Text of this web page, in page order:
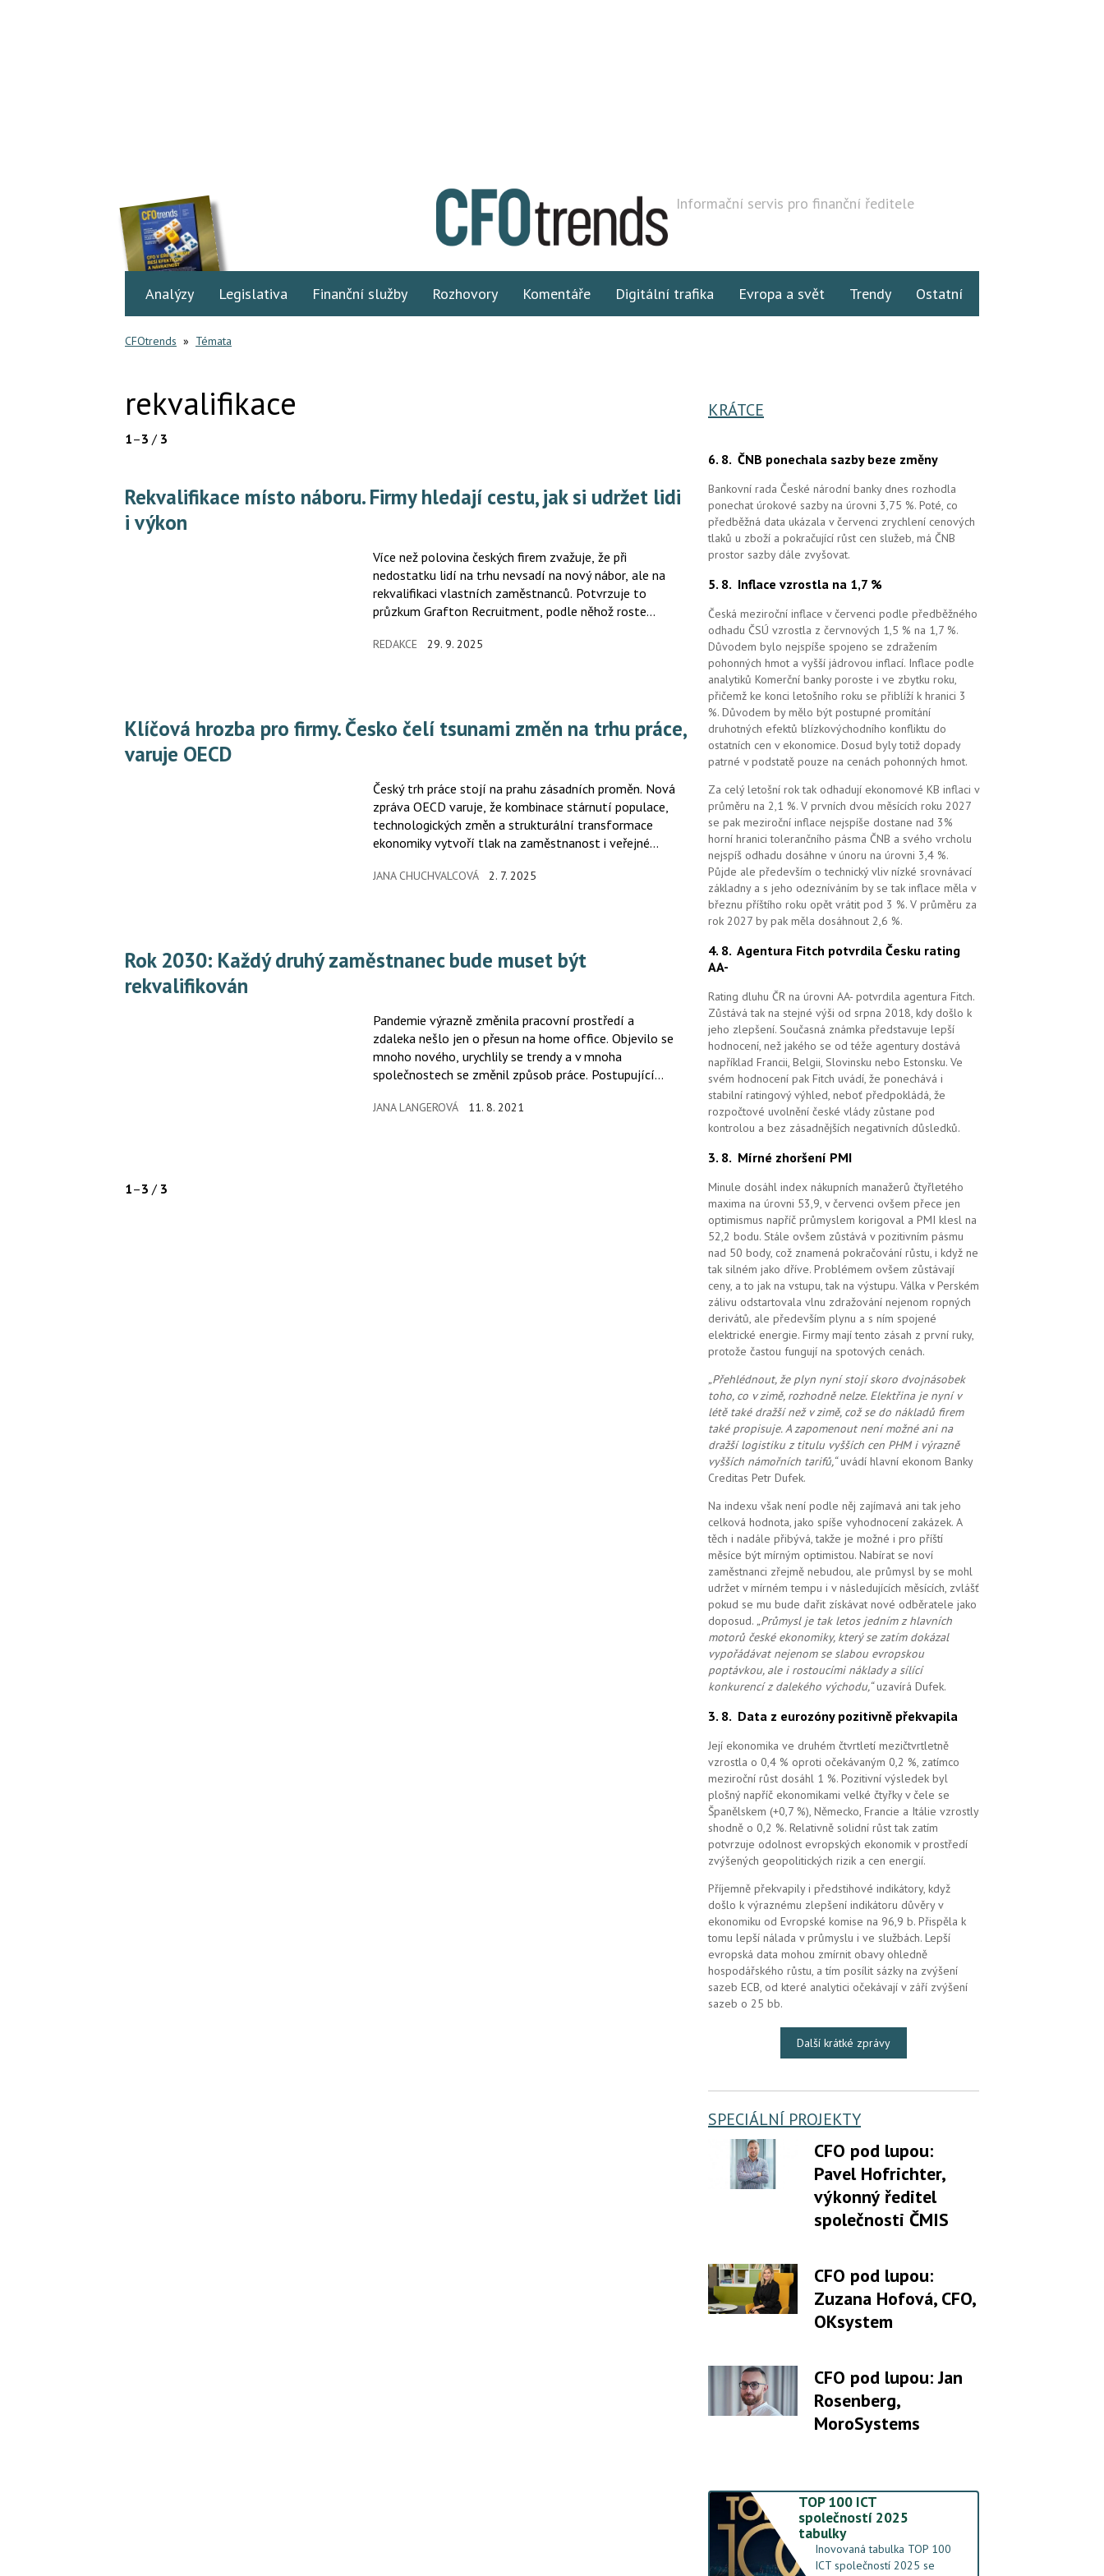
Informační servis pro finanční ředitele
Analýzy Legislativa Finanční služby Rozhovory Komentáře Digitální trafika Evropa a svět Trendy Ostatní
CFOtrends » Témata
rekvalifikace
1–3 / 3
Rekvalifikace místo náboru. Firmy hledají cestu, jak si udržet lidi
i výkon
Více než polovina českých firem zvažuje, že při
nedostatku lidí na trhu nevsadí na nový nábor, ale na
rekvalifikaci vlastních zaměstnanců. Potvrzuje to
průzkum Grafton Recruitment, podle něhož roste
z nich zvažuje rekvalifikaci, motivací jsou hlavně vyšší
trhu práce.
REDAKCE 29. 9. 2025
Klíčová hrozba pro firmy. Česko čelí tsunami změn na trhu práce,
varuje OECD
Český trh práce stojí na prahu zásadních proměn. Nová
zpráva OECD varuje, že kombinace stárnutí populace,
technologických změn a strukturální transformace
ekonomiky vytvoří tlak na zaměstnanost i veřejné
věku o téměř čtvrtinu, zatímco počet seniorů prudce
slovy, ekonomika bude stále více záviset na těch, kteří
se již pracovního procesu aktivně neúčastní.
JANA CHUCHVALCOVÁ 2. 7. 2025
Rok 2030: Každý druhý zaměstnanec bude muset být
rekvalifikován
Pandemie výrazně změnila pracovní prostředí a
zdaleka nešlo jen o přesun na home office. Objevilo se
mnoho nového, urychlily se trendy a v mnoha
společnostech se změnil způsob práce. Postupující
pracovníků.
JANA LANGEROVÁ 11. 8. 2021
1–3 / 3
KRÁTCE
6. 8. ČNB ponechala sazby beze změny
Bankovní rada České národní banky dnes rozhodla
ponechat úrokové sazby na úrovni 3,75 %. Poté, co
předběžná data ukázala v červenci zrychlení cenových
tlaků u zboží a pokračující růst cen služeb, má ČNB
prostor sazby dále zvyšovat.
5. 8. Inflace vzrostla na 1,7 %
Česká meziroční inflace v červenci podle předběžného
odhadu ČSÚ vzrostla z červnových 1,5 % na 1,7 %.
Důvodem bylo nejspíše spojeno se zdražením
pohonných hmot a vyšší jádrovou inflací. Inflace podle
analytiků Komerční banky poroste i ve zbytku roku,
přičemž ke konci letošního roku se přiblíží k hranici 3
%. Důvodem by mělo být postupné promítání
druhotných efektů blízkovýchodního konfliktu do
ostatních cen v ekonomice. Dosud byly totiž dopady
patrné v podstatě pouze na cenách pohonných hmot.
Za celý letošní rok tak odhadují ekonomové KB inflaci v
průměru na 2,1 %. V prvních dvou měsících roku 2027
se pak meziroční inflace nejspíše dostane nad 3%
horní hranici tolerančního pásma ČNB a svého vrcholu
nejspíš odhadu dosáhne v únoru na úrovni 3,4 %.
Půjde ale především o technický vliv nízké srovnávací
základny a s jeho odezníváním by se tak inflace měla v
březnu příštího roku opět vrátit pod 3 %. V průměru za
rok 2027 by pak měla dosáhnout 2,6 %.
4. 8. Agentura Fitch potvrdila Česku rating
AA-
Rating dluhu ČR na úrovni AA- potvrdila agentura Fitch.
Zůstává tak na stejné výši od srpna 2018, kdy došlo k
jeho zlepšení. Současná známka představuje lepší
hodnocení, než jakého se od téže agentury dostává
například Francii, Belgii, Slovinsku nebo Estonsku. Ve
svém hodnocení pak Fitch uvádí, že ponechává i
stabilní ratingový výhled, neboť předpokládá, že
rozpočtové uvolnění české vlády zůstane pod
kontrolou a bez zásadnějších negativních důsledků.
3. 8. Mírné zhoršení PMI
Minule dosáhl index nákupních manažerů čtyřletého
maxima na úrovni 53,9, v červenci ovšem přece jen
optimismus napříč průmyslem korigoval a PMI klesl na
52,2 bodu. Stále ovšem zůstává v pozitivním pásmu
nad 50 body, což znamená pokračování růstu, i když ne
tak silném jako dříve. Problémem ovšem zůstávají
ceny, a to jak na vstupu, tak na výstupu. Válka v Perském
zálivu odstartovala vlnu zdražování nejenom ropných
derivátů, ale především plynu a s ním spojené
elektrické energie. Firmy mají tento zásah z první ruky,
protože častou fungují na spotových cenách.
„Přehlédnout, že plyn nyní stojí skoro dvojnásobek
toho, co v zimě, rozhodně nelze. Elektřina je nyní v
létě také dražší než v zimě, což se do nákladů firem
také propisuje. A zapomenout není možnéani na
dražší logistiku z titulu vyšších cen PHM i výrazně
vyšších námořních tarifů,“uvádí hlavní ekonom Banky
Creditas Petr Dufek.
Na indexu však není podle něj zajímavá ani tak jeho
celková hodnota, jako spíše vyhodnocení zakázek. A
těch i nadále přibývá, takže je možné i pro příští
měsíce být mírným optimistou. Nabírat se noví
zaměstnanci zřejmě nebudou, ale průmysl by se mohl
udržet v mírném tempu i v následujících měsících, zvlášť
pokud se mu bude dařit získávat nové odběratele jako
doposud. „Průmysl je tak letos jedním z hlavních
motorů české ekonomiky, který se zatím dokázal
vypořádávat nejenom se slabou evropskou
poptávkou, ale i rostoucími náklady a sílící
konkurencí z dalekého východu,“uzavírá Dufek.
3. 8. Data z eurozóny pozitivně překvapila
Její ekonomika ve druhém čtvrtletí mezičtvrtletně
vzrostla o 0,4 % oproti očekávaným 0,2 %, zatímco
meziroční růst dosáhl 1 %. Pozitivní výsledek byl
plošný napříč ekonomikami velké čtyřky v čele se
Španělskem (+0,7 %), Německo, Francie a Itálie vzrostly
shodně o 0,2 %. Relativně solidní růst tak zatím
potvrzuje odolnost evropských ekonomik v prostředí
zvýšených geopolitických rizik a cen energií.
Příjemně překvapily i předstihové indikátory, když
došlo k výraznému zlepšení indikátoru důvěry v
ekonomiku od Evropské komise na 96,9 b. Přispěla k
tomu lepší nálada v průmyslu i ve službách. Lepší
evropská data mohou zmírnit obavy ohledně
hospodářského růstu, a tím posílit sázky na zvýšení
sazeb ECB, od které analytici očekávají v září zvýšení
sazeb o 25 bb.
Další krátké zprávy
SPECIÁLNÍ PROJEKTY
CFO pod lupou:
Pavel Hofrichter,
výkonný ředitel
společnosti ČMIS
CFO pod lupou:
Zuzana Hofová, CFO,
OKsystem
CFO pod lupou: Jan
Rosenberg,
MoroSystems
TOP 100 ICT
společností 2025
tabulky
Inovovaná tabulka TOP 100
ICT společností 2025 se